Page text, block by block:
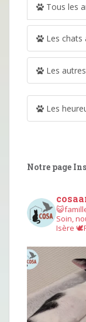
Tous les
Les chats
Les
Les
Notre page
Soin,
Isère